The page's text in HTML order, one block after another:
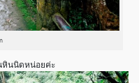
หินนิดหน่อยค่ะ